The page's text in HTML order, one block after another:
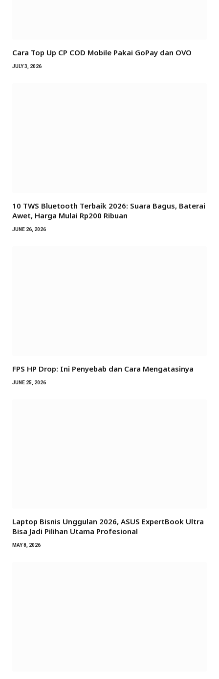
Cara Top Up CP COD Mobile Pakai GoPay dan OVO
JULY 3, 2026
10 TWS Bluetooth Terbaik 2026: Suara Bagus, Baterai
Awet, Harga Mulai Rp200 Ribuan
JUNE 26, 2026
FPS HP Drop: Ini Penyebab dan Cara Mengatasinya
JUNE 25, 2026
Laptop Bisnis Unggulan 2026, ASUS ExpertBook Ultra
Bisa Jadi Pilihan Utama Profesional
MAY 8, 2026